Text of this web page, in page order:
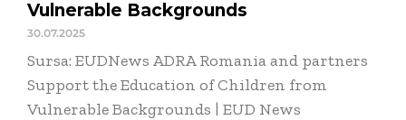
Vulnerable Backgrounds
30.07.2025
Sursa: EUDNews ADRA Romania and partners
Support the Education of Children from
Vulnerable Backgrounds | EUD News